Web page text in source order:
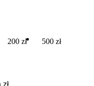
200 zł 500 zł